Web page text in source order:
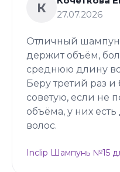
К
27.07.2026
Отличный
держит объём,
среднюю длину
Беру третий раз и
советую, если не
объёма, у них
волос.
Inclip Шампунь №15